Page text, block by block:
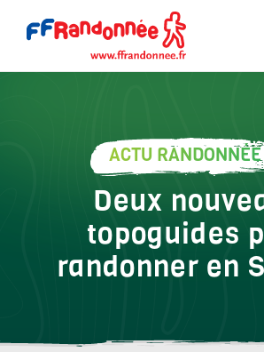
ACTU RANDONNÉE
Deux
topoguides
randonner en